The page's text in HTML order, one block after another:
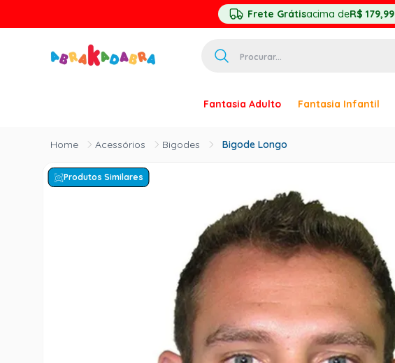
Frete Grátisacima deR$ 179,99
Fantasia Adulto Fantasia Infantil
Acessórios Bigodes Bigode Longo
Produtos Similares
2
5º
paquita
6º
harry potter
palhaço
kpop
9º
10º rumi